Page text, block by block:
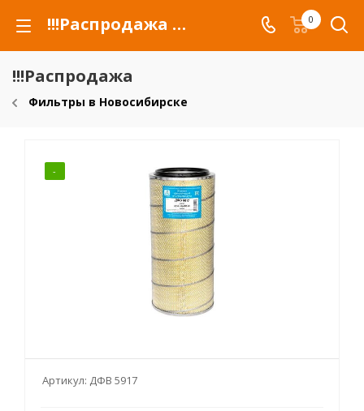
!!!Распродажа для автомобилей российских марок и сельхозтехники 0
!!!Распродажа
Фильтры в Новосибирске
-
Артикул: ДФВ 5917